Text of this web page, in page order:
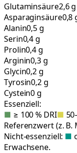
Glutaminsäure2,6 g
Asparaginsäure0,8
Alanin0,5 g
Serin0,4 g
Prolin0,4 g
Arginin0,3 g
Glycin0,2 g
Tyrosin0,2 g
Cystein0 g
Essenziell:
■ ≥ 100 % DRI■
Referenzwert (z.
Nicht-essenziell: ■
Erwachsene.